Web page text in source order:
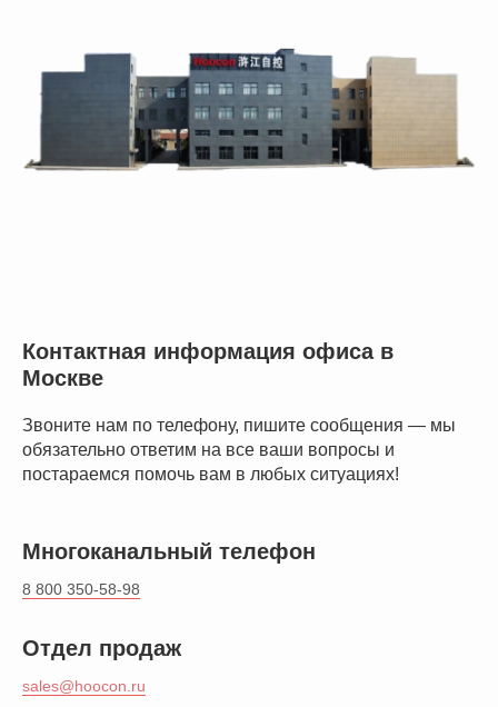
Контактная информация офиса в
Москве
Звоните нам по телефону, пишите сообщения — мы
обязательно ответим на все ваши вопросы и
постараемся помочь вам в любых ситуациях!
Многоканальный телефон
8 800 350-58-98
Отдел продаж
sales@hoocon.ru